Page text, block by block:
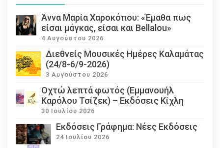
Άννα Μαρία Χαροκόπου: «Έμαθα πως
είσαι μάγκας, είσαι και Bellalou»
4 Αυγούστου 2026
Διεθνείς Μουσικές Ημέρες Καλαμάτας
(24/8-6/9-2026)
3 Αυγούστου 2026
Οχτώ λεπτά φωτός (Εμμανουήλ
Καρόλου Τσίζεκ) – Εκδόσεις Κίχλη
30 Ιουλίου 2026
Εκδόσεις Γράφημα: Νέες Εκδόσεις
24 Ιουλίου 2026